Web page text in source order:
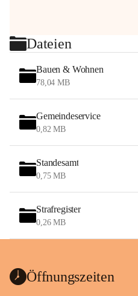
Dateien
Bauen & Wohnen
78,04 MB
Gemeindeservice
0,82 MB
Standesamt
0,75 MB
Strafregister
0,26 MB
Öffnungszeiten